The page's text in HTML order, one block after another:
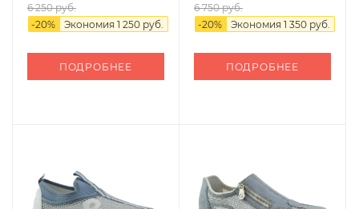
6 250 руб.
-20% Экономия 1 250 руб.
ПОДРОБНЕЕ
6 750 руб.
-20% Экономия 1 350 руб.
ПОДРОБНЕЕ